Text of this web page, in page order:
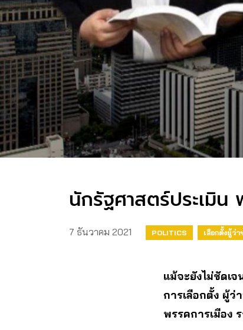
นักรัฐศาสตร์ประเมิ
7 ธันวาคม 2021 POLITICS เลือกตั้งผู้ว่า
แม้จะยังไม่ชัดเ
การเลือกตั้ง ผู้ว่
พรรคการเมือง